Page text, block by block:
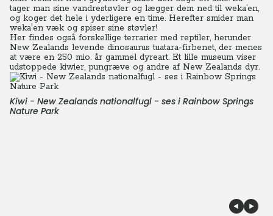
tager man sine vandrestøvler og lægger dem ned til weka’en,
og koger det hele i yderligere en time. Herefter smider man
weka'en væk og spiser sine støvler!
Her findes også forskellige terrarier med reptiler, herunder
New Zealands levende dinosaurus tuatara-firbenet, der menes
at være en 250 mio. år gammel dyreart. Et lille museum viser
udstoppede kiwier, pungræve og andre af New Zealands dyr.
Kiwi - New Zealands nationalfugl - ses i Rainbow Springs
Nature Park